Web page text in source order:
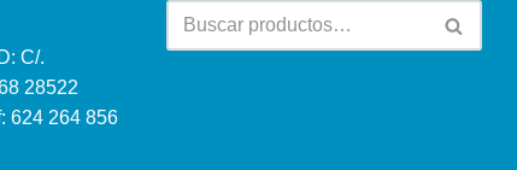
C/.
28522
624 264 856